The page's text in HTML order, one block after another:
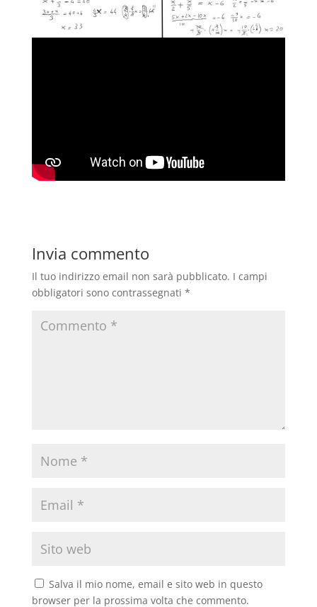
Invia commento
Il tuo indirizzo email non sarà pubblicato. I campi
obbligatori sono contrassegnati *
Salva il mio nome, email e sito web in questo
browser per la prossima volta che commento.